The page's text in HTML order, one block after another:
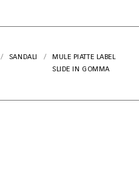
SANDALI
MULE PIATTE LABEL
SLIDE IN GOMMA